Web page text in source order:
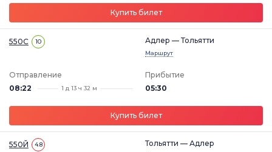
Купить билет
550С 10 Адлер — Тольятти
Маршрут
Отправление
08:22
1 д 13 ч 32 м
Прибытие
05:30
Купить билет
550Й 4.8 Тольятти — Адлер